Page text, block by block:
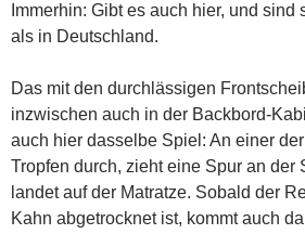
Immerhin: Gibt es auch hier, und sind
als in Deutschland.
Das mit den durchlässigen
inzwischen auch in der Backbord-
auch hier dasselbe Spiel: An einer
Tropfen durch, zieht eine Spur an der
landet auf der Matratze. Sobald der
Kahn abgetrocknet ist, kommt auch